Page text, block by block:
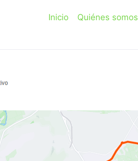
Inicio Quiénes somos